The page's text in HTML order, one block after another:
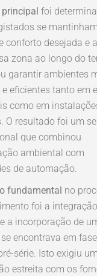
principal foi
se
conforto desejada e
zona ao longo do
garantir ambientes
eficientes tanto em
como em
O resultado foi um
que combinou
ambiental com
de automação.
fundamental no
foi a
e a incorporação de
encontrava em
série. Isto exigiu
estreita com os